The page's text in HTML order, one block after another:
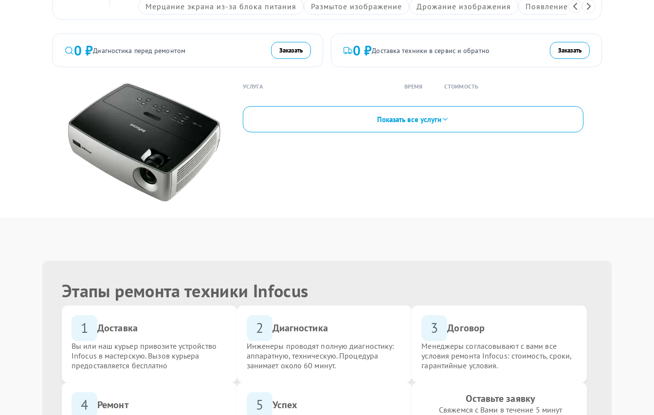
Мерцание экрана из-за блока питания Размытое изображение Дрожание изображения Появление артефактов на
0 ₽Диагностика перед ремонтом Заказать 0 ₽Доставка техники в сервис и обратно Заказать
УСЛУГА ВРЕМЯ СТОИМОСТЬ
Показать все услуги
Этапы ремонта техники Infocus
1 Доставка
Вы или наш курьер привозите устройство
Infocus в мастерскую. Вызов курьера
предоставляется бесплатно
2 Диагностика
Инженеры проводят полную диагностику:
аппаратную, техническую. Процедура
занимает около 60 минут.
3 Договор
Менеджеры согласовывают с вами все
условия ремонта Infocus: стоимость, сроки,
гарантийные условия.
4 Ремонт 5 Успех
Оставьте заявку
Свяжемся с Вами в течение 5 минут